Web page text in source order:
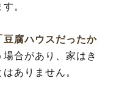
。
豆腐ハウスだったか
場合があり、家はき
ありません。